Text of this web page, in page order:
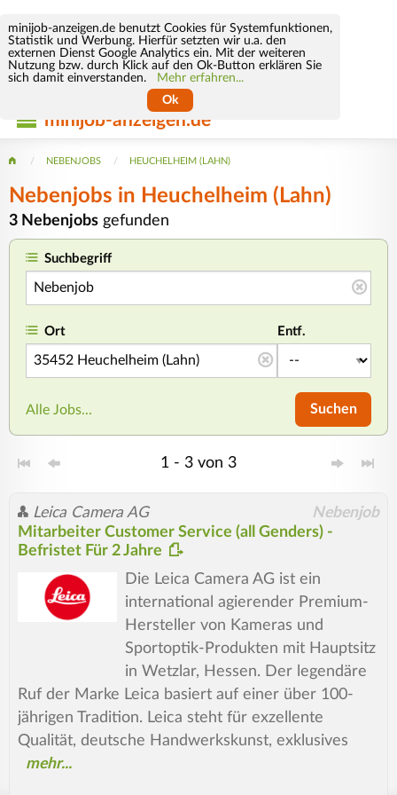
minijob-anzeigen.de benutzt Cookies für Systemfunktionen,
Statistik und Werbung. Hierfür setzten wir u.a. den
externen Dienst Google Analytics ein. Mit der weiteren
Nutzung bzw. durch Klick auf den Ok-Button erklären Sie
sich damit einverstanden.
Mehr erfahren...
Ok
minijob-anzeigen.de
NEBENJOBS HEUCHELHEIM (LAHN)
Nebenjobs in Heuchelheim (Lahn)
3 Nebenjobs gefunden
Suchbegriff
Ort Entf.
Alle Jobs... Suchen
1 - 3 von 3
Leica Camera AG Nebenjob
Mitarbeiter Customer Service (all Genders) -
Befristet Für 2 Jahre
Die Leica Camera AG ist ein
international agierender Premium-
Hersteller von Kameras und
Sportoptik-Produkten mit Hauptsitz
in Wetzlar, Hessen. Der legendäre
Ruf der Marke Leica basiert auf einer über 100-
jährigen Tradition. Leica steht für exzellente
Qualität, deutsche Handwerkskunst, exklusives